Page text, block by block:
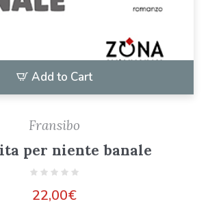
Add to Cart
Fransibo
per niente banale
22,00€